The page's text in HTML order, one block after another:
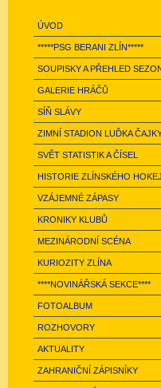
ÚVOD
*****PSG BERANI ZLÍN*****
SOUPISKY A PŘEHLED
GALERIE HRÁČŮ
SÍŇ SLÁVY
ZIMNÍ STADION LUĎKA
SVĚT STATISTIK A ČÍSEL
HISTORIE ZLÍNSKÉHO
VZÁJEMNÉ ZÁPASY
KRONIKY KLUBŮ
MEZINÁRODNÍ SCÉNA
KURIOZITY ZLÍNA
****NOVINÁŘSKÁ SEKCE****
FOTOALBUM
ROZHOVORY
AKTUALITY
ZAHRANIČNÍ ZÁPISNÍKY